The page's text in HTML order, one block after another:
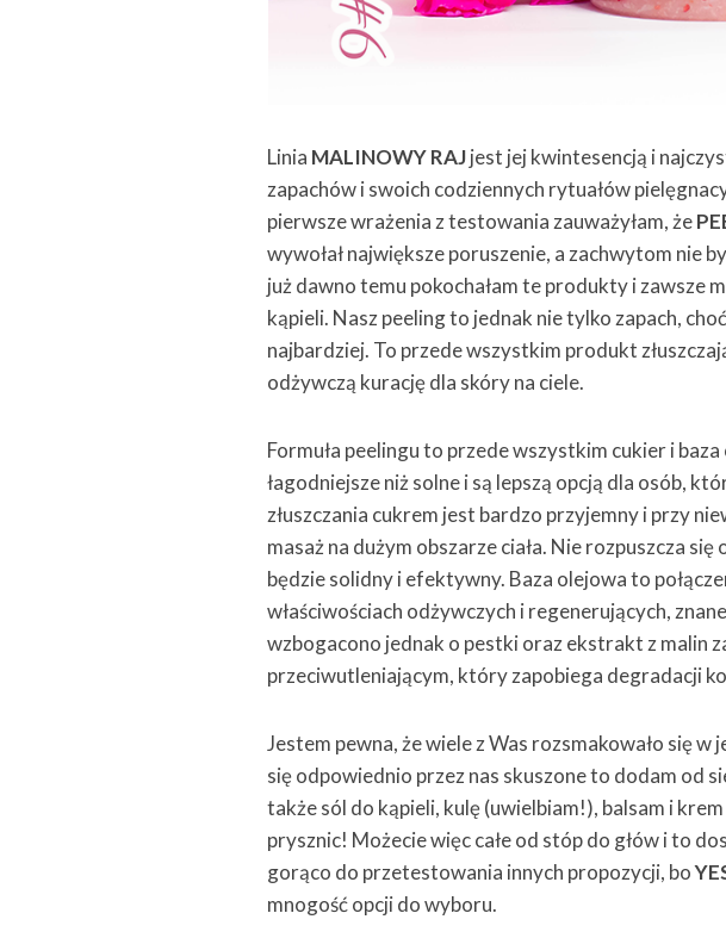
Linia MALINOWY RAJjest jej kwintesencją i
zapachów i swoich codziennych rytuałów
pierwsze wrażenia z testowania zauważyłam, że
wywołał największe poruszenie, a zachwytom nie
już dawno temu pokochałam te produkty i zawsze
kąpieli. Nasz peeling to jednak nie tylko zapach,
najbardziej. To przede wszystkim produkt
odżywczą kurację dla skóry na ciele.
Formuła peelingu to przede wszystkim cukier i
łagodniejsze niż solne i są lepszą opcją dla osób,
złuszczania cukrem jest bardzo przyjemny i przy
masaż na dużym obszarze ciała. Nie rozpuszcza
będzie solidny i efektywny. Baza olejowa to
właściwościach odżywczych i regenerujących,
wzbogacono jednak o pestki oraz ekstrakt z malin
przeciwutleniającym, który zapobiega degradacji
Jestem pewna, że wiele z Was rozsmakowało się w
się odpowiednio przez nas skuszone to dodam od
także sól do kąpieli, kulę (uwielbiam!), balsam i
prysznic! Możecie więc całe od stóp do głów i to
gorąco do przetestowania innych propozycji, bo
mnogość opcji do wyboru.